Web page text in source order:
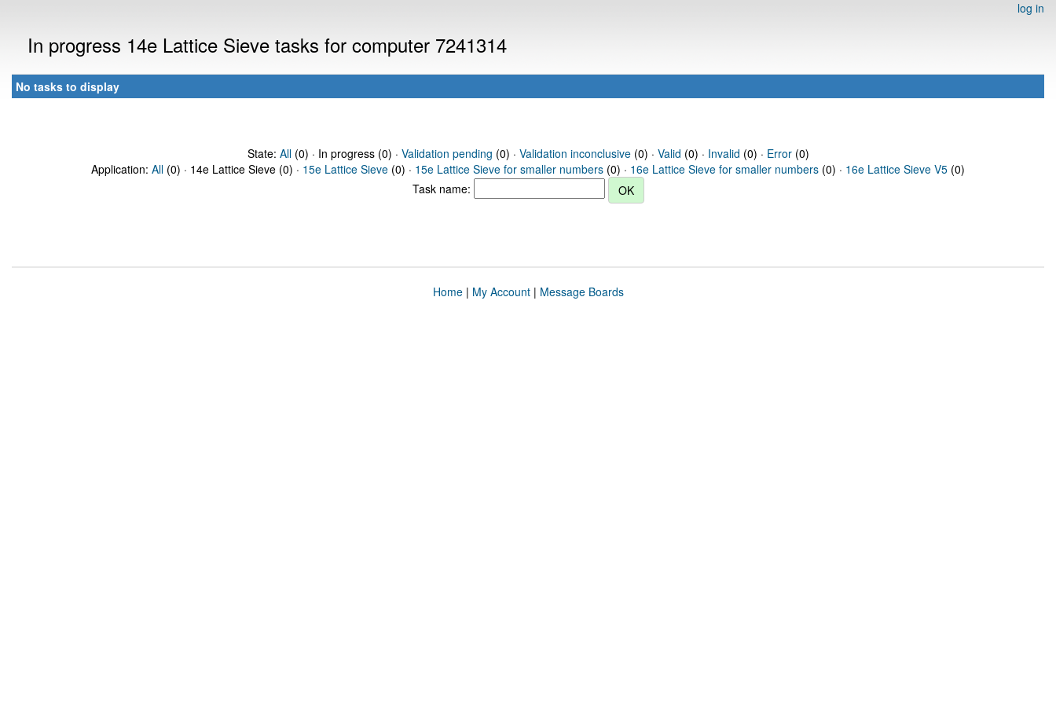
log in
In progress 14e Lattice Sieve tasks for computer 7241314
No tasks to display
State: All(0) · In progress (0) · Validation pending (0) · Validation inconclusive(0) · Valid (0) · Invalid (0) · Error(0)
Application: All (0) · 14e Lattice Sieve (0) · 15e Lattice Sieve (0) · 15e Lattice Sieve for smaller numbers (0) · 16e Lattice Sieve for smaller numbers (0) · 16e Lattice Sieve V5 (0)
Task name:
Home| My Account| Message Boards